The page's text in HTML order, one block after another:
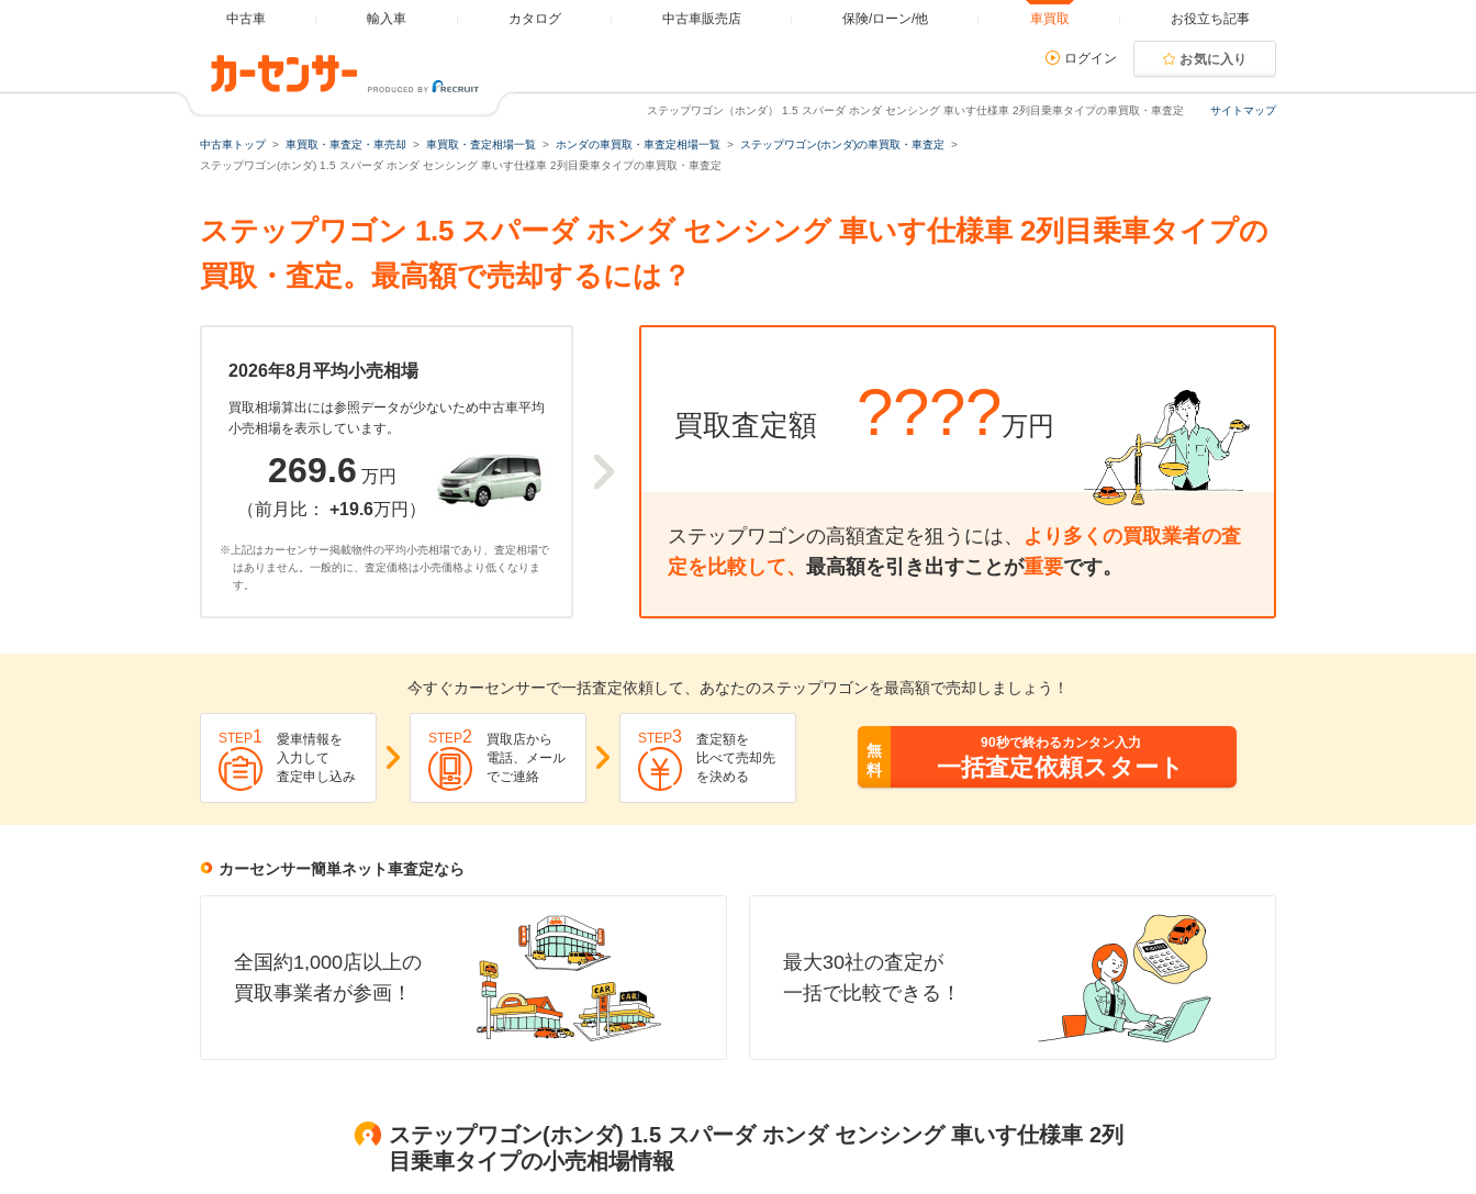
中古車 輸入車 カタログ 中古車販売店 保険/ローン/他 車買取 お役立ち記事
ログイン お気に入り
サイトマップ
ステップワゴン（ホンダ） 1.5 スパーダ ホンダ センシング 車いす仕様車 2列目乗車タイプの車買取・車査定
中古車トップ 車買取・車査定・車売却 車買取・査定相場一覧 ホンダの車買取・車査定相場一覧
ステップワゴン(ホンダ)の車買取・車査定
ステップワゴン(ホンダ) 1.5 スパーダ ホンダ センシング 車いす仕様車 2列目乗車タイプの車買取・車査定
ステップワゴン 1.5 スパーダ ホンダ センシング 車いす仕様車 2列目乗車タイプの
買取・査定。最高額で売却するには？
2026年8月平均小売相場
買取相場算出には参照データが少ないため中古車平均
小売相場を表示しています。
269.6 万円
（前月比： +19.6万円）
※上記はカーセンサー掲載物件の平均小売相場であり、査定相場で
はありません。一般的に、査定価格は小売価格より低くなりま
す。
買取査定額 ????万円
ステップワゴンの高額査定を狙うには、 より多くの買取業者の査
定を比較して、 最高額を引き出すことが重要です。
今すぐカーセンサーで一括査定依頼して、あなたのステップワゴンを最高額で売却しましょう！
STEP1
愛車情報を
入力して
査定申し込み
STEP2
買取店から
電話、メール
でご連絡
STEP3
査定額を
比べて売却先
を決める
無
料
90秒で終わるカンタン入力
一括査定依頼スタート
カーセンサー簡単ネット車査定なら
全国約1,000店以上の
買取事業者が参画！
最大30社の査定が
一括で比較できる！
ステップワゴン(ホンダ) 1.5 スパーダ ホンダ センシング 車いす仕様車 2列
目乗車タイプの小売相場情報